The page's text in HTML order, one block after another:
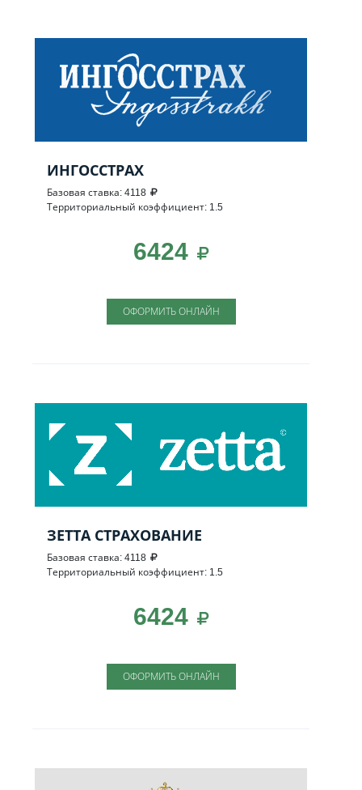
ИНГОССТРАХ
Базовая ставка: 4118
Территориальный коэффициент: 1.5
6424
ОФОРМИТЬ ОНЛАЙН
ЗЕТТА СТРАХОВАНИЕ
Базовая ставка: 4118
Территориальный коэффициент: 1.5
6424
ОФОРМИТЬ ОНЛАЙН